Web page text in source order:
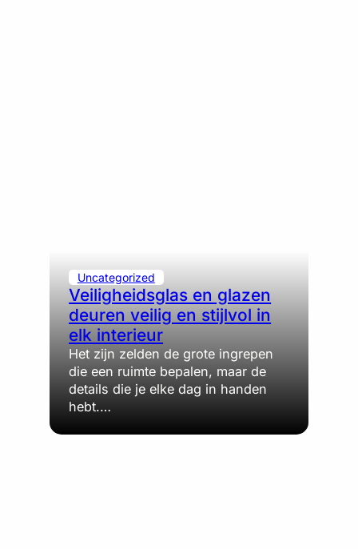
Uncategorized
Veiligheidsglas en glazen
deuren veilig en stijlvol in
elk interieur
Het zijn zelden de grote ingrepen
die een ruimte bepalen, maar de
details die je elke dag in handen
hebt.…